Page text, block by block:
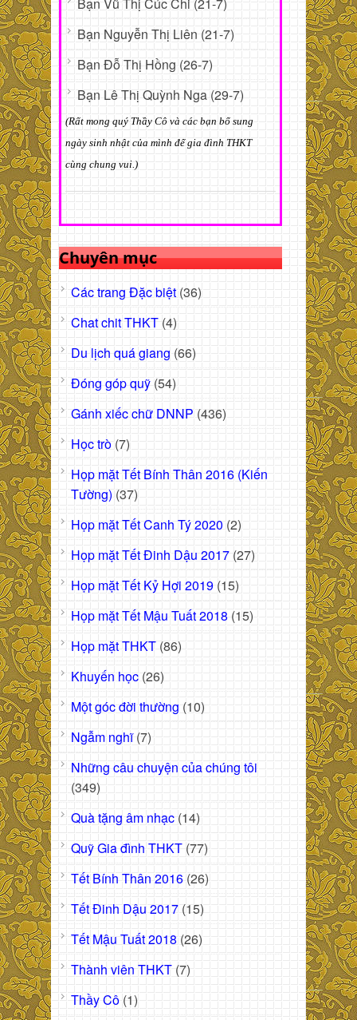
Bạn Vũ Thị Cúc Chi (21-7)
Bạn Nguyễn Thị Liên (21-7)
Bạn Đỗ Thị Hồng (26-7)
Bạn Lê Thị Quỳnh Nga (29-7)
(Rất mong quý Thầy Cô và các bạn bổ sung
ngày sinh nhật của mình để gia đình THKT
cùng chung vui.)
Chuyên mục
Các trang Đặc biệt (36)
Chat chit THKT (4)
Du lịch quá giang (66)
Đóng góp quỹ (54)
Gánh xiếc chữ DNNP (436)
Học trò (7)
Họp mặt Tết Bính Thân 2016 (Kiến
Tường) (37)
Họp mặt Tết Canh Tý 2020 (2)
Họp mặt Tết Đinh Dậu 2017 (27)
Họp mặt Tết Kỷ Hợi 2019 (15)
Họp mặt Tết Mậu Tuất 2018 (15)
Họp mặt THKT (86)
Khuyến học (26)
Một góc đời thường (10)
Ngẫm nghĩ(7)
Những câu chuyện của chúng tôi
(349)
Quà tặng âm nhạc (14)
Quỹ Gia đình THKT (77)
Tết Bính Thân 2016 (26)
Tết Đinh Dậu 2017 (15)
Tết Mậu Tuất 2018 (26)
Thành viên THKT (7)
Thầy Cô (1)